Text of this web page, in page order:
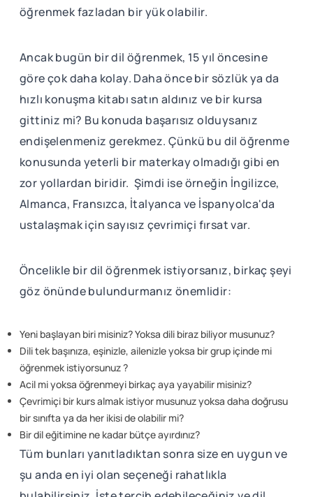
öğrenmek fazladan bir yük olabilir.
Ancak bugün bir dil öğrenmek, 15 yıl öncesine
göre çok daha kolay. Daha önce bir sözlük ya da
hızlı konuşma kitabı satın aldınız ve bir kursa
gittiniz mi? Bu konuda başarısız olduysanız
endişelenmeniz gerekmez. Çünkü bu dil öğrenme
konusunda yeterli bir materkay olmadığı gibi en
zor yollardan biridir. Şimdi ise örneğin İngilizce,
Almanca, Fransızca, İtalyanca ve İspanyolca'da
ustalaşmak için sayısız çevrimiçi fırsat var.
Öncelikle bir dil öğrenmek istiyorsanız, birkaç şeyi
göz önünde bulundurmanız önemlidir:
Yeni başlayan biri misiniz? Yoksa dili biraz biliyor musunuz?
Dili tek başınıza, eşinizle, ailenizle yoksa bir grup içinde mi
öğrenmek istiyorsunuz ?
Acil mi yoksa öğrenmeyi birkaç aya yayabilir misiniz?
Çevrimiçi bir kurs almak istiyor musunuz yoksa daha doğrusu
bir sınıfta ya da her ikisi de olabilir mi?
Bir dil eğitimine ne kadar bütçe ayırdınız?
Tüm bunları yanıtladıktan sonra size en uygun ve
şu anda en iyi olan seçeneği rahatlıkla